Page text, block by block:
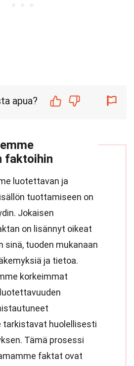
apua?
faktoihin
luotettavan ja
tuottamiseen on
Jokaisen
on lisännyt oikeat
sinä, tuoden mukanaan
ja tietoa.
korkeimmat
huolellisesti
Tämä prosessi
faktat ovat